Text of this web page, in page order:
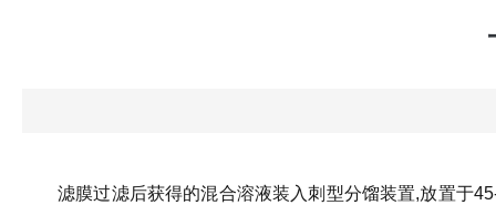
滤膜过滤后获得的混合溶液装入刺型分馏装置,放置于